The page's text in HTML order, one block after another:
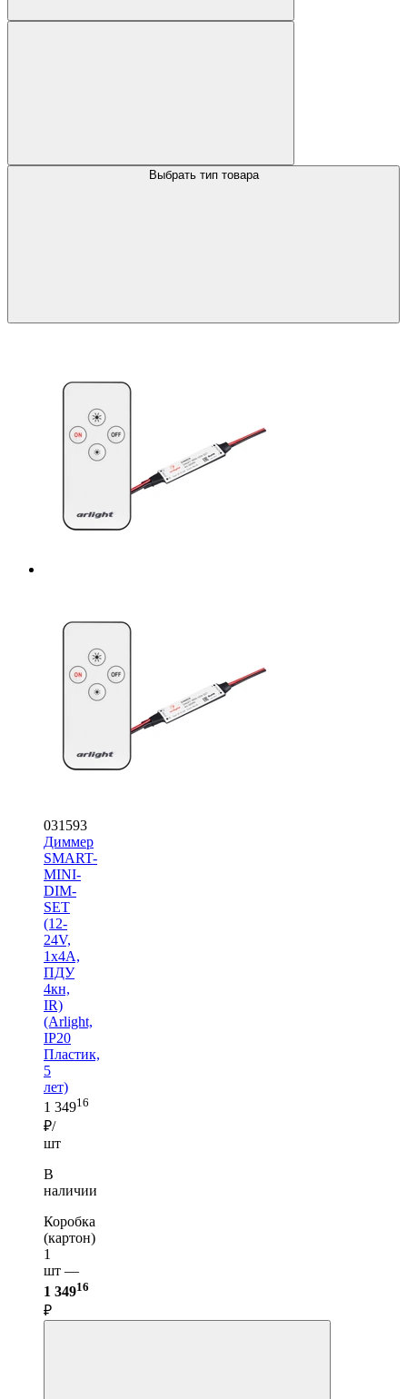
Выбрать тип товара
031593
Диммер
SMART-
MINI-
DIM-
SET
(12-
24V,
1x4A,
ПДУ
4кн,
IR)
(Arlight,
IP20
Пластик,
5
лет)
1 34916
₽/
шт
В
наличии
Коробка
(картон)
1
шт —
1 34916
₽